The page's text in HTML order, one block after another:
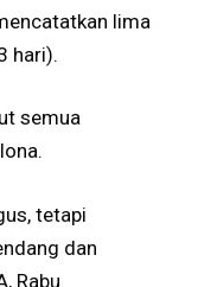
lima
hari).
semua
tetapi
dan
Rabu